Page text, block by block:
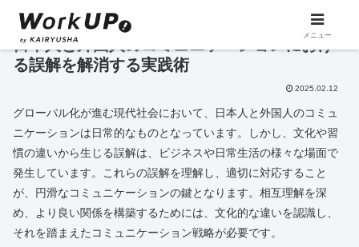
日本人と外国人のコミュニケーションにおけ
る誤解を解消する実践術
2025.02.12
グローバル化が進む現代社会において、日本人と外国人のコミュ
ニケーションは日常的なものとなっています。しかし、文化や習
慣の違いから生じる誤解は、ビジネスや日常生活の様々な場面で
発生しています。これらの誤解を理解し、適切に対応すること
が、円滑なコミュニケーションの鍵となります。相互理解を深
め、より良い関係を構築するためには、文化的な違いを認識し、
それを踏まえたコミュニケーション戦略が必要です。
メニュー